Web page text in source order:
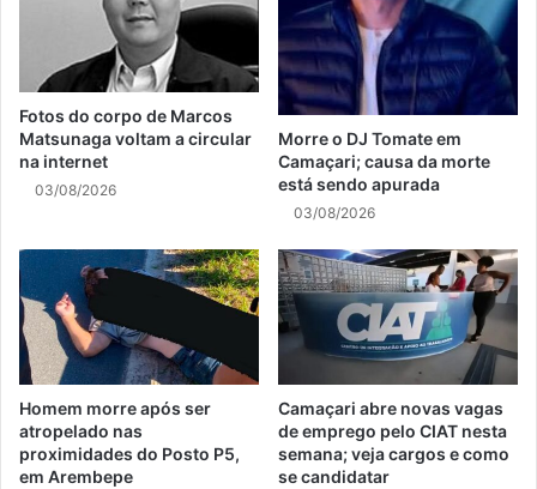
Fotos do corpo de Marcos
Matsunaga voltam a circular
na internet
03/08/2026
Morre o DJ Tomate em
Camaçari; causa da morte
está sendo apurada
03/08/2026
Homem morre após ser
atropelado nas
proximidades do Posto P5,
em Arembepe
Camaçari abre novas vagas
de emprego pelo CIAT nesta
semana; veja cargos e como
se candidatar